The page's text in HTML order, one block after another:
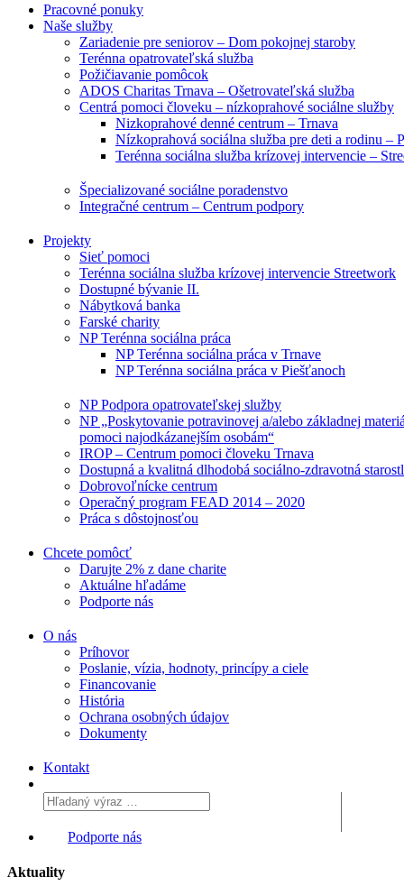
Pracovné ponuky
Naše služby
Zariadenie pre seniorov – Dom pokojnej staroby
Terénna opatrovateľská služba
Požičiavanie pomôcok
ADOS Charitas Trnava – Ošetrovateľská služba
Centrá pomoci človeku – nízkoprahové sociálne služby
Nizkoprahové denné centrum – Trnava
Nízkoprahová sociálna služba pre deti a rodinu –
Terénna sociálna služba krízovej intervencie –
Špecializované sociálne poradenstvo
Integračné centrum – Centrum podpory
Projekty
Sieť pomoci
Terénna sociálna služba krízovej intervencie Streetwork
Dostupné bývanie II.
Nábytková banka
Farské charity
NP Terénna sociálna práca
NP Terénna sociálna práca v Trnave
NP Terénna sociálna práca v Piešťanoch
NP Podpora opatrovateľskej služby
NP „Poskytovanie potravinovej a/alebo základnej
pomoci najodkázanejším osobám“
IROP – Centrum pomoci človeku Trnava
Dostupná a kvalitná dlhodobá sociálno-zdravotná
Dobrovoľnícke centrum
Operačný program FEAD 2014 – 2020
Práca s dôstojnosťou
Chcete pomôcť
Darujte 2% z dane charite
Aktuálne hľadáme
Podporte nás
O nás
Príhovor
Poslanie, vízia, hodnoty, princípy a ciele
Financovanie
História
Ochrana osobných údajov
Dokumenty
Kontakt
Podporte nás
Aktuality